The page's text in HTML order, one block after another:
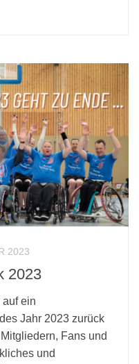
2023
2023
ein
Jahr 2023 zurück
Fans und
und